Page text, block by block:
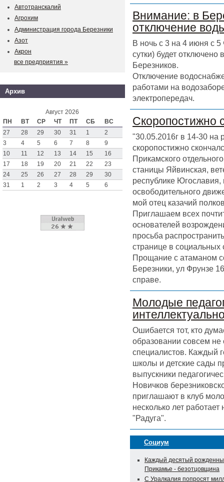
Внимание: в
отключение
В ночь с 3 на 4 июня с 5
сутки) будет
Березников.
Отключение
работами на
электропередач.
Скоропостижно
"30.05.2016г в 14-30 на
скоропостижно
Прикамского
станицы Яйвинская,
республике
освободительного
мой отец казачий
Приглашаем всех
основателей
просьба
странице в
Прощание с атаманом
Березники, ул Фрунзе
справе.
Молодые
Ошибается тот, кто
образовании совсем
специалистов. Каждый
школы и детские сады
выпускники
Новичков
приглашают в клуб
несколько лет
"Радуга".
Социум
Каждый десятый
Прикамье - безотцовщина
С Уралкалия попросят
Автотранскалий
Агрохим
Администрация города Березники
Азот
Акрон
все предприятия »
Архив
Август 2026
ПН
ВТ СР ЧТ ПТ СБ
ВС
27
28 29 30 31 1
2
3
4 5 6 7 8
9
10
11 12 13 14 15
16
17
18 19 20 21 22
23
24
25 26 27 28 29
30
31
1 2 3 4 5 6